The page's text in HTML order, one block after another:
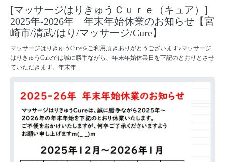
[マッサージはりきゅうＣｕｒｅ（キュア）]
2025年-2026年 年末年始休業のお知らせ【宮
崎市/清武/はり/マッサージ/Cure】
マッサージはりきゅうCureをご利用頂きありがとうございます♪マッサージ
はりきゅうCureでは誠に勝手ながら、年末年始休業日を下記のとおりとさせ
ていただきます。年末年...